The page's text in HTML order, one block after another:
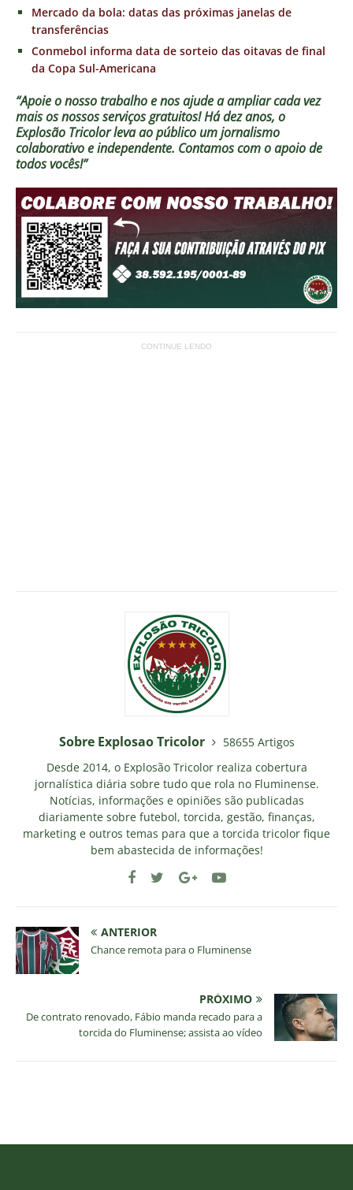
Mercado da bola: datas das próximas janelas de
transferências
Conmebol informa data de sorteio das oitavas de final
da Copa Sul-Americana
“Apoie o nosso trabalho e nos ajude a ampliar cada vez
mais os nossos serviços gratuitos!Há dez anos, o
Explosão Tricolor leva ao público um jornalismo
colaborativo e independente. Contamos com o apoio de
todos vocês!”
CONTINUE LENDO
Sobre Explosao Tricolor
58655 Artigos
Desde 2014, o Explosão Tricolor realiza cobertura
jornalística diária sobre tudo que rola no Fluminense.
Notícias, informações e opiniões são publicadas
diariamente sobre futebol, torcida, gestão, finanças,
marketing e outros temas para que a torcida tricolor fique
bem abastecida de informações!
ANTERIOR
Chance remota para o Fluminense
PRÓXIMO
De contrato renovado, Fábio manda recado para a
torcida do Fluminense; assista ao vídeo